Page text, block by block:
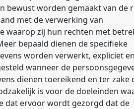
bewust worden gemaakt van de
met de verwerking van
waarop zij hun rechten met
bepaald dienen de specifieke
worden verwerkt, expliciet en
wanneer de
dienen toereikend en ter zake
is voor de doeleinden
dat ervoor wordt gezorgd dat de